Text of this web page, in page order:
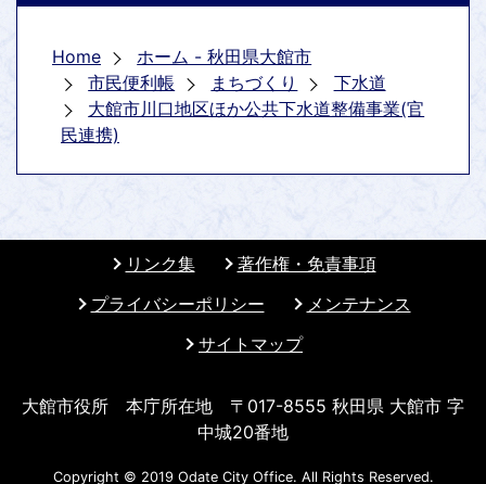
Home
ホーム - 秋田県大館市
市民便利帳
まちづくり
下水道
大館市川口地区ほか公共下水道整備事業(官
民連携)
リンク集
著作権・免責事項
プライバシーポリシー
メンテナンス
サイトマップ
大館市役所 本庁所在地 〒017-8555 秋田県 大館市 字
中城20番地
Copyright © 2019 Odate City Office. All Rights Reserved.